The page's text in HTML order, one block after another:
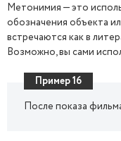
Метонимия — это
обозначения объекта
встречаются как в
Возможно, вы сами
Пример 16
После показа